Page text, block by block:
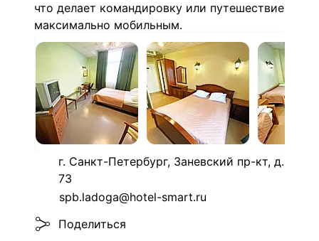
что делает командировку или путешествие
максимально мобильным.
г. Санкт-Петербург, Заневский пр-кт, д.
73
spb.ladoga@hotel-smart.ru
Поделиться